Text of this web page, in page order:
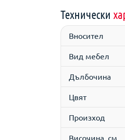
Технически
Вносител
Вид мебел
Дълбочина
Цвят
Произход
Височина, см